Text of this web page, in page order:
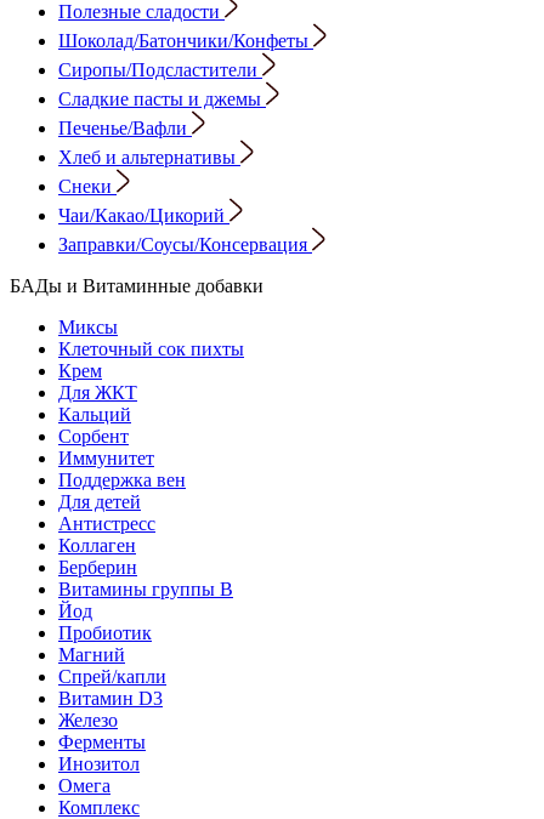
Полезные сладости
Шоколад/Батончики/Конфеты
Сиропы/Подсластители
Сладкие пасты и джемы
Печенье/Вафли
Хлеб и альтернативы
Снеки
Чаи/Какао/Цикорий
Заправки/Соусы/Консервация
БАДы и Витаминные добавки
Миксы
Клеточный сок пихты
Крем
Для ЖКТ
Кальций
Сорбент
Иммунитет
Поддержка вен
Для детей
Антистресс
Коллаген
Берберин
Витамины группы B
Йод
Пробиотик
Магний
Спрей/капли
Витамин D3
Железо
Ферменты
Инозитол
Омега
Комплекс